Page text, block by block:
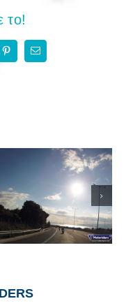
το!
PinterestEmail
1η του 26 —
Αλμυρή
Κορινθίας